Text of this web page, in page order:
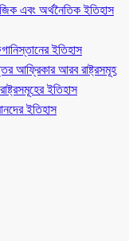
এবং অর্থনৈতিক ইতিহাস
ইতিহাস
আফ্রিকার আরব রাষ্ট্রসমূহ
ইতিহাস
ইতিহাস